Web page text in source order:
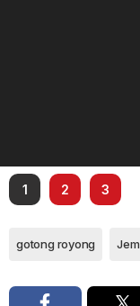
1 2 3
gotong royong